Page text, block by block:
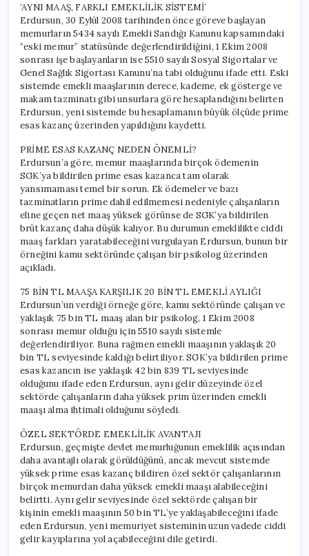
‘AYNI MAAŞ, FARKLI EMEKLİLİK SİSTEMİ’
Erdursun, 30 Eylül 2008 tarihinden önce göreve başlayan
memurların 5434 sayılı Emekli Sandığı Kanunu kapsamındaki
“eski memur” statüsünde değerlendirildiğini, 1 Ekim 2008
sonrası işe başlayanların ise 5510 sayılı Sosyal Sigortalar ve
Genel Sağlık Sigortası Kanunu’na tabi olduğunu ifade etti. Eski
sistemde emekli maaşlarının derece, kademe, ek gösterge ve
makam tazminatı gibi unsurlara göre hesaplandığını belirten
Erdursun, yeni sistemde bu hesaplamanın büyük ölçüde prime
esas kazanç üzerinden yapıldığını kaydetti.
PRİME ESAS KAZANÇ NEDEN ÖNEMLİ?
Erdursun’a göre, memur maaşlarında birçok ödemenin
SGK’ya bildirilen prime esas kazanca tam olarak
yansımaması temel bir sorun. Ek ödemeler ve bazı
tazminatların prime dahil edilmemesi nedeniyle çalışanların
eline geçen net maaş yüksek görünse de SGK’ya bildirilen
brüt kazanç daha düşük kalıyor. Bu durumun emeklilikte ciddi
maaş farkları yaratabileceğini vurgulayan Erdursun, bunun bir
örneğini kamu sektöründe çalışan bir psikolog üzerinden
açıkladı.
75 BİN TL MAAŞA KARŞILIK 20 BİN TL EMEKLİ AYLIĞI
Erdursun’un verdiği örneğe göre, kamu sektöründe çalışan ve
yaklaşık 75 bin TL maaş alan bir psikolog, 1 Ekim 2008
sonrası memur olduğu için 5510 sayılı sistemle
değerlendiriliyor. Buna rağmen emekli maaşının yaklaşık 20
bin TL seviyesinde kaldığı belirtiliyor. SGK’ya bildirilen prime
esas kazancın ise yaklaşık 42 bin 839 TL seviyesinde
olduğunu ifade eden Erdursun, aynı gelir düzeyinde özel
sektörde çalışanların daha yüksek prim üzerinden emekli
maaşı alma ihtimali olduğunu söyledi.
ÖZEL SEKTÖRDE EMEKLİLİK AVANTAJI
Erdursun, geçmişte devlet memurluğunun emeklilik açısından
daha avantajlı olarak görüldüğünü, ancak mevcut sistemde
yüksek prime esas kazanç bildiren özel sektör çalışanlarının
birçok memurdan daha yüksek emekli maaşı alabileceğini
belirtti. Aynı gelir seviyesinde özel sektörde çalışan bir
kişinin emekli maaşının 50 bin TL’ye yaklaşabileceğini ifade
eden Erdursun, yeni memuriyet sisteminin uzun vadede ciddi
gelir kayıplarına yol açabileceğini dile getirdi.